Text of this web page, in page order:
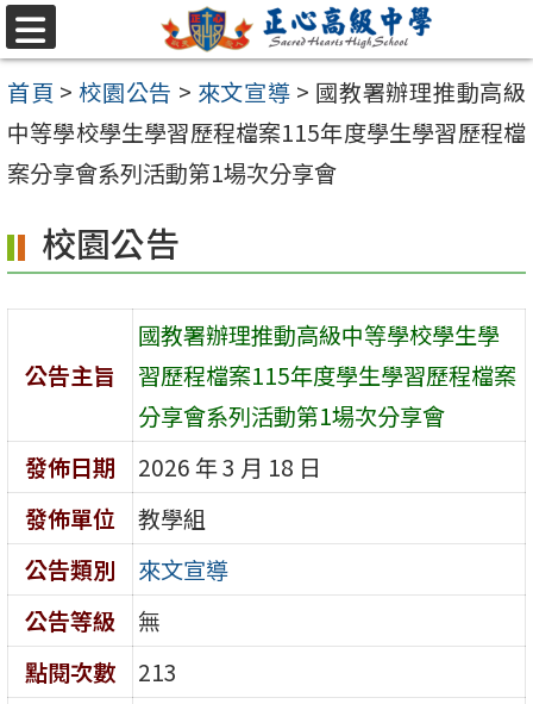
跳至主要內容區
選
單
首頁 > 校園公告 > 來文宣導 > 國教署辦理推動高級
中等學校學生學習歷程檔案115年度學生學習歷程檔
案分享會系列活動第1場次分享會
校園公告
公告主旨
國教署辦理推動高級中等學校學生學
習歷程檔案115年度學生學習歷程檔案
分享會系列活動第1場次分享會
發佈日期
2026 年 3 月 18 日
發佈單位
教學組
公告類別
來文宣導
公告等級
無
點閱次數
213